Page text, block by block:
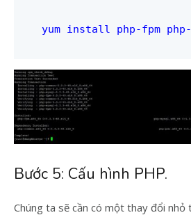
yum install php-fpm php-
Bước 5: Cấu hình PHP.
Chúng ta sẽ cần có một thay đổi